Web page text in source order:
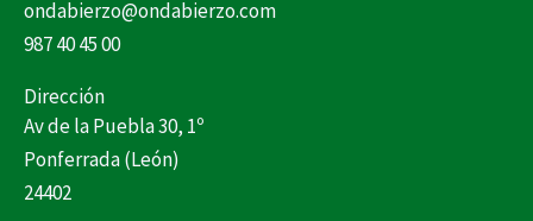
ondabierzo@ondabierzo.com
987 40 45 00
Dirección
Av de la Puebla 30, 1º
Ponferrada (León)
24402